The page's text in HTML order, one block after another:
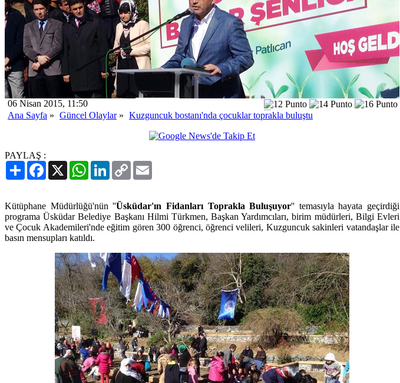
06 Nisan 2015, 11:50
Ana Sayfa » Güncel Olaylar» Kuzguncuk bostanı'nda çocuklar toprakla buluştu
PAYLAŞ :
PaylaşFacebook
X WhatsAppLinkedIn
Copy
Link
Kütüphane Müdürlüğü'nün ''Üsküdar'ın Fidanları Toprakla Buluşuyor'' temasıyla hayata geçirdiği
programa Üsküdar Belediye Başkanı Hilmi Türkmen, Başkan Yardımcıları, birim müdürleri, Bilgi Evleri
ve Çocuk Akademileri'nde eğitim gören 300 öğrenci, öğrenci velileri, Kuzguncuk sakinleri vatandaşlar ile
basın mensupları katıldı.